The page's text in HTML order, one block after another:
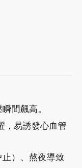
間飆高。
，易誘發心血管
）、熬夜導致